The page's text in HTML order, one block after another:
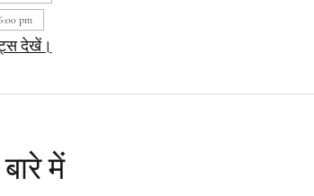
pm
देखें।
में